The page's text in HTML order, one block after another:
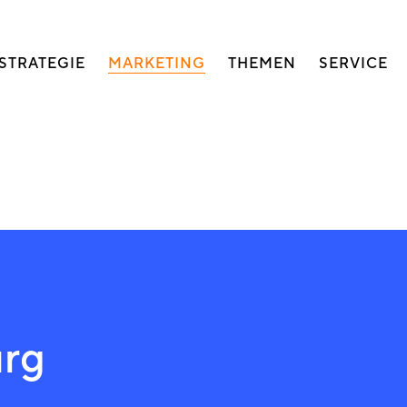
Hauptnavigation
STRATEGIE MARKETING THEMEN SERVICE